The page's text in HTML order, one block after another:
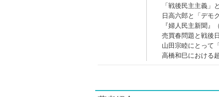
「戦後民主主義」
日高六郎と「デモ
『婦人民主新聞
売買春問題と戦後
山田宗睦にとって
高橋和巳における